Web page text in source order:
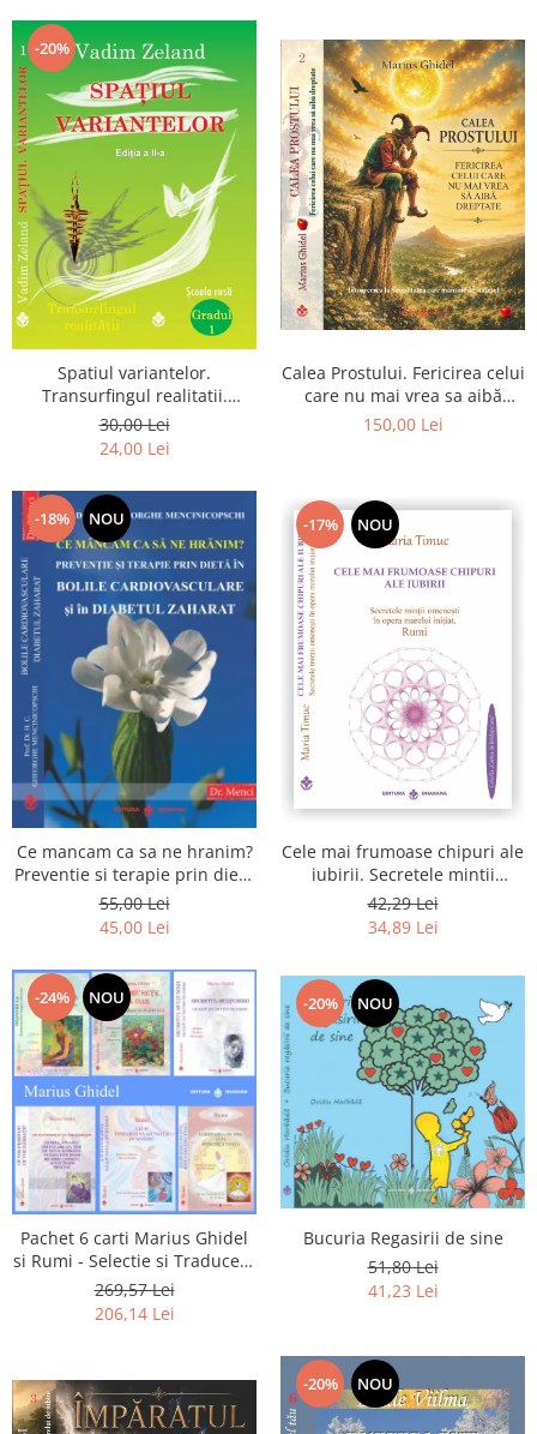
-20%
Spatiul variantelor.
Transurfingul realitatii.
Gradul 1. Cum sa ne
dezvoltam intuitia si sa ne
30,00 Lei
24,00 Lei
Calea Prostului. Fericirea celui
care nu mai vrea sa aibă
dreptate - Intoarcerea la
150,00 Lei
-18% NOU
Ce mancam ca sa ne hranim?
Preventie si terapie prin dieta
in bolile cardiovasculare si in
diabetul zaharat
55,00 Lei
45,00 Lei
-17% NOU
Cele mai frumoase chipuri ale
iubirii. Secretele mintii
omenesti in opera marelui
initiat, Rumi
42,29 Lei
34,89 Lei
-24% NOU
Pachet 6 carti Marius Ghidel
si Rumi - Selectie si Traducere
de Marius Ghidel
269,57 Lei
206,14 Lei
-20% NOU
Bucuria Regasirii de sine
51,80 Lei
41,23 Lei
-20% NOU